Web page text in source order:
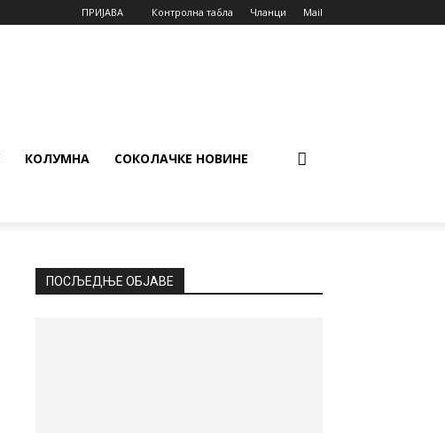
ПРИЈАВА Контролна табла Чланци Mail
КОЛУМНА СОКОЛАЧКЕ НОВИНЕ
ПОСЉЕДЊЕ ОБЈАВЕ